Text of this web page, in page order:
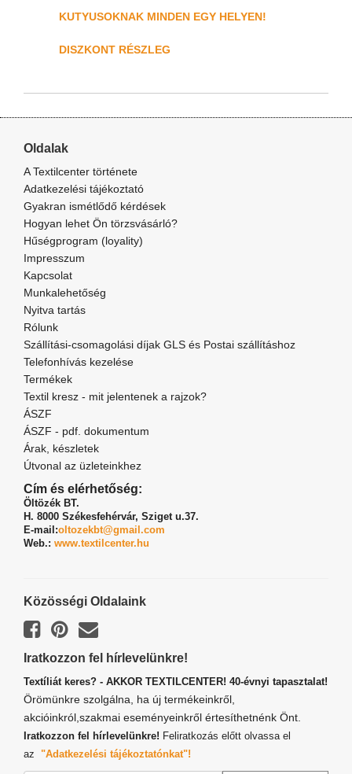
KUTYUSOKNAK MINDEN EGY HELYEN!
DISZKONT RÉSZLEG
Oldalak
A Textilcenter története
Adatkezelési tájékoztató
Gyakran ismétlődő kérdések
Hogyan lehet Ön törzsvásárló?
Hűségprogram (loyality)
Impresszum
Kapcsolat
Munkalehetőség
Nyitva tartás
Rólunk
Szállítási-csomagolási díjak GLS és Postai szállításhoz
Telefonhívás kezelése
Termékek
Textil kresz - mit jelentenek a rajzok?
ÁSZF
ÁSZF - pdf. dokumentum
Árak, készletek
Útvonal az üzleteinkhez
Cím és elérhetőség:
Öltözék BT.
H. 8000 Székesfehérvár, Sziget u.37.
E-mail:oltozekbt@gmail.com
Web.: www.textilcenter.hu
Közösségi Oldalaink
Iratkozzon fel hírlevelünkre!
Textíliát keres? - AKKOR TEXTILCENTER! 40-évnyi tapasztalat!
Örömünkre szolgálna, ha új termékeinkről,
akcióinkról,szakmai eseményeinkről értesíthetnénk Önt.
Iratkozzon fel hírlevelünkre! Feliratkozás előtt olvassa el
az "Adatkezelési tájékoztatónkat"!